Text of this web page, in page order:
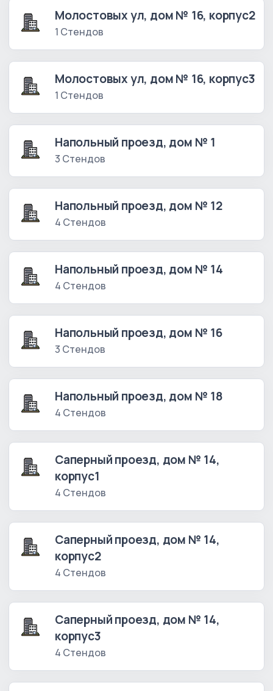
Молостовых ул, дом № 16, корпус2
1 Стендов
Молостовых ул, дом № 16, корпус3
1 Стендов
Напольный проезд, дом № 1
3 Стендов
Напольный проезд, дом № 12
4 Стендов
Напольный проезд, дом № 14
4 Стендов
Напольный проезд, дом № 16
3 Стендов
Напольный проезд, дом № 18
4 Стендов
Саперный проезд, дом № 14,
корпус1
4 Стендов
Саперный проезд, дом № 14,
корпус2
4 Стендов
Саперный проезд, дом № 14,
корпус3
4 Стендов